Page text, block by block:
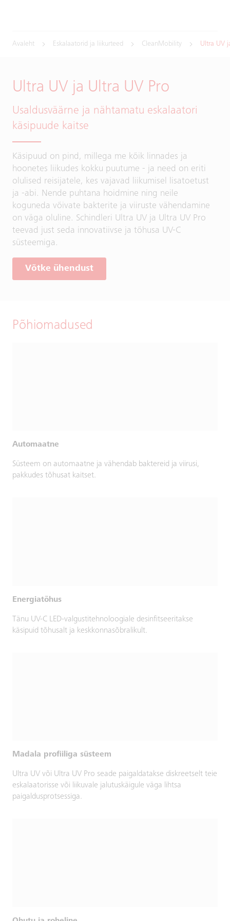
Avaleht Eskalaatorid ja liikurteed CleanMobility Ultra UV
Ultra UV ja Ultra UV Pro
Usaldusväärne ja nähtamatu eskalaatori
käsipuude kaitse
Käsipuud on pind, millega me kõik linnades ja
hoonetes liikudes kokku puutume - ja need on eriti
olulised reisijatele, kes vajavad liikumisel lisatoetust
ja -abi. Nende puhtana hoidmine ning neile
koguneda võivate bakterite ja viiruste vähendamine
on väga oluline. Schindleri Ultra UV ja Ultra UV Pro
teevad just seda innovatiivse ja tõhusa UV-C
süsteemiga.
Võtke ühendust
Põhiomadused
Automaatne
Süsteem on automaatne ja vähendab baktereid ja viirusi,
pakkudes tõhusat kaitset.
Energiatõhus
Tänu UV-C LED-valgustitehnoloogiale desinfitseeritakse
käsipuid tõhusalt ja keskkonnasõbralikult.
Madala profiiliga süsteem
Ultra UV või Ultra UV Pro seade paigaldatakse diskreetselt teie
eskalaatorisse või liikuvale jalutuskäigule väga lihtsa
paigaldusprotsessiga.